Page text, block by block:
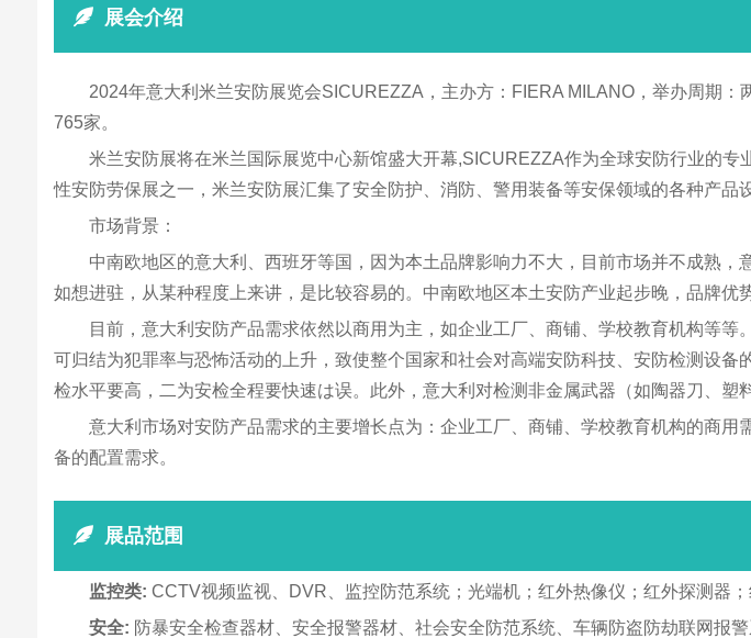
展会介绍
2024年意大利米兰安防展览会SICUREZZA，主办方：FIERA MILANO，举办周期
765家。
米兰安防展将在米兰国际展览中心新馆盛大开幕,SICUREZZA作为全球安防行业的
性安防劳保展之一，米兰安防展汇集了安全防护、消防、警用装备等安保领域的各种产品
市场背景：
中南欧地区的意大利、西班牙等国，因为本土品牌影响力不大，目前市场并不成熟
如想进驻，从某种程度上来讲，是比较容易的。中南欧地区本土安防产业起步晚，品牌优
目前，意大利安防产品需求依然以商用为主，如企业工厂、商铺、学校教育机构等
可归结为犯罪率与恐怖活动的上升，致使整个国家和社会对高端安防科技、安防检测设
检水平要高，二为安检全程要快速は误。此外，意大利对检测非金属武器（如陶器刀、塑
意大利市场对安防产品需求的主要增长点为：企业工厂、商铺、学校教育机构的商
备的配置需求。
展品范围
监控类: CCTV视频监视、DVR、监控防范系统；光端机；红外热像仪；红外探测器
安全: 防暴安全检查器材、安全报警器材、社会安全防范系统、车辆防盗防劫联网报